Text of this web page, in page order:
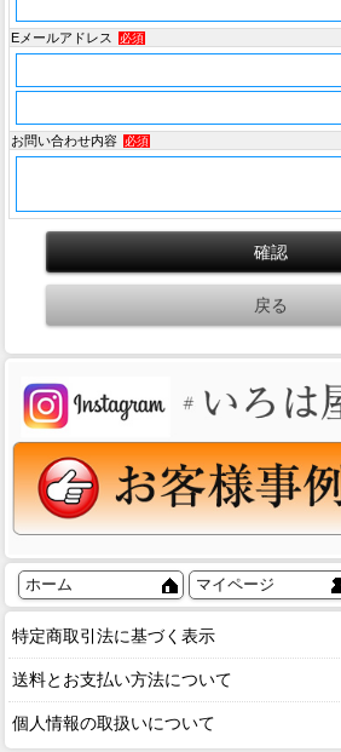
Eメールアドレス 必須
お問い合わせ内容 必須
ホーム マイページ
特定商取引法に基づく表示
送料とお支払い方法について
個人情報の取扱いについて